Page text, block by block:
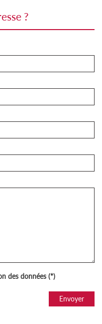
?
des données (*)
Envoyer